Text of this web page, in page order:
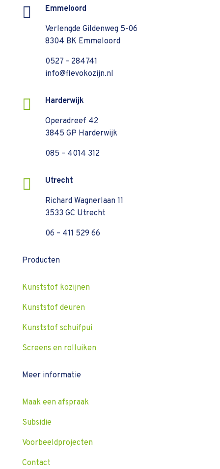
 Emmeloord
Verlengde Gildenweg 5-06
8304 BK Emmeloord
0527 – 284741
info@flevokozijn.nl
 Harderwijk
Operadreef 42
3845 GP Harderwijk
085 – 4014 312
 Utrecht
Richard Wagnerlaan 11
3533 GC Utrecht
06 – 411 529 66
Producten
Kunststof kozijnen
Kunststof deuren
Kunststof schuifpui
Screens en rolluiken
Meer informatie
Maak een afspraak
Subsidie
Voorbeeldprojecten
Contact